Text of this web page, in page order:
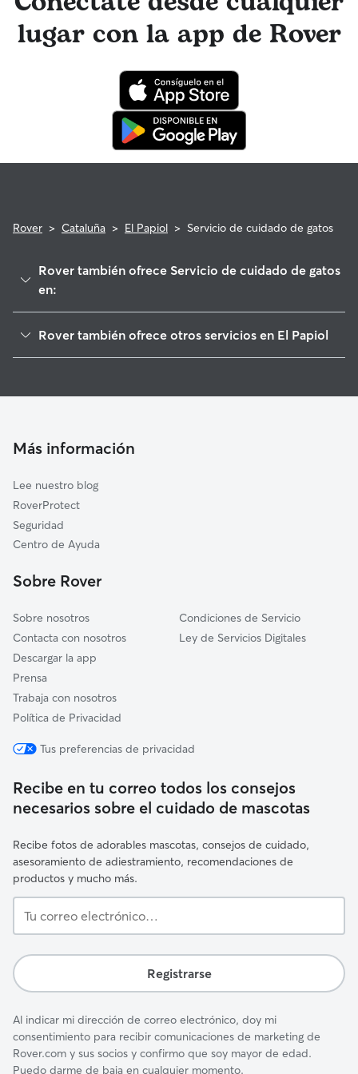
cuidador de gatos tienen acceso a asesoramiento de
profesionales veterinarios cualificados. En el improbable
caso de que surjan problemas durante una reserva, ten la
programa de reembolso de la Garantía Rover para asistencia
veterinaria que cumpla con los requisitos.
lugar con la app de Rover
Rover > Cataluña > El Papiol > Servicio de cuidado de gatos
Rover también ofrece Servicio de cuidado de gatos
en:
La Palma de Cervelló
Sant Vicenç dels Horts
Sant Feliu de Llobregat
Rubí
Cervelló
Sant Just Desvern
Rover también ofrece otros servicios en El Papiol
Cuidado de mascota en El Papiol
Más información
Lee nuestro blog
RoverProtect
Seguridad
Centro de Ayuda
Sobre Rover
Sobre nosotros
Contacta con nosotros
Descargar la app
Prensa
Trabaja con nosotros
Política de Privacidad
Condiciones de Servicio
Ley de Servicios Digitales
Tus preferencias de privacidad
Recibe en tu correo todos los consejos
necesarios sobre el cuidado de mascotas
Recibe fotos de adorables mascotas, consejos de cuidado,
asesoramiento de adiestramiento, recomendaciones de
productos y mucho más.
correo
Registrarse
Al indicar mi dirección de correo electrónico, doy mi
consentimiento para recibir comunicaciones de marketing de
Rover.com y sus socios y confirmo que soy mayor de edad.
Puedo darme de baja en cualquier momento.